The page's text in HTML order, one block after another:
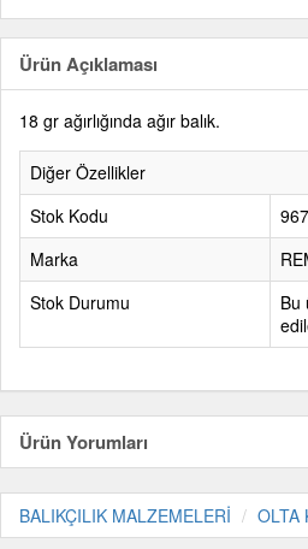
Ürün Açıklaması
18 gr ağırlığında ağır balık.
Diğer Özellikler
Stok Kodu
Marka
Stok Durumu
Bu
Ürün Yorumları
BALIKÇILIK MALZEMELERİ OLTA